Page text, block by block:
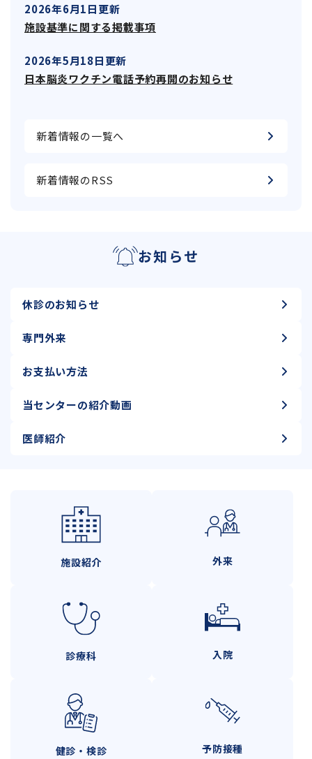
2026年6月1日更新
施設基準に関する掲載事項
2026年5月18日更新
日本脳炎ワクチン電話予約再開のお知らせ
新着情報の一覧へ
新着情報のRSS
お知らせ
休診のお知らせ
専門外来
お支払い方法
当センターの紹介動画
医師紹介
施設紹介 外来
診療科 入院
健診・検診 予防接種